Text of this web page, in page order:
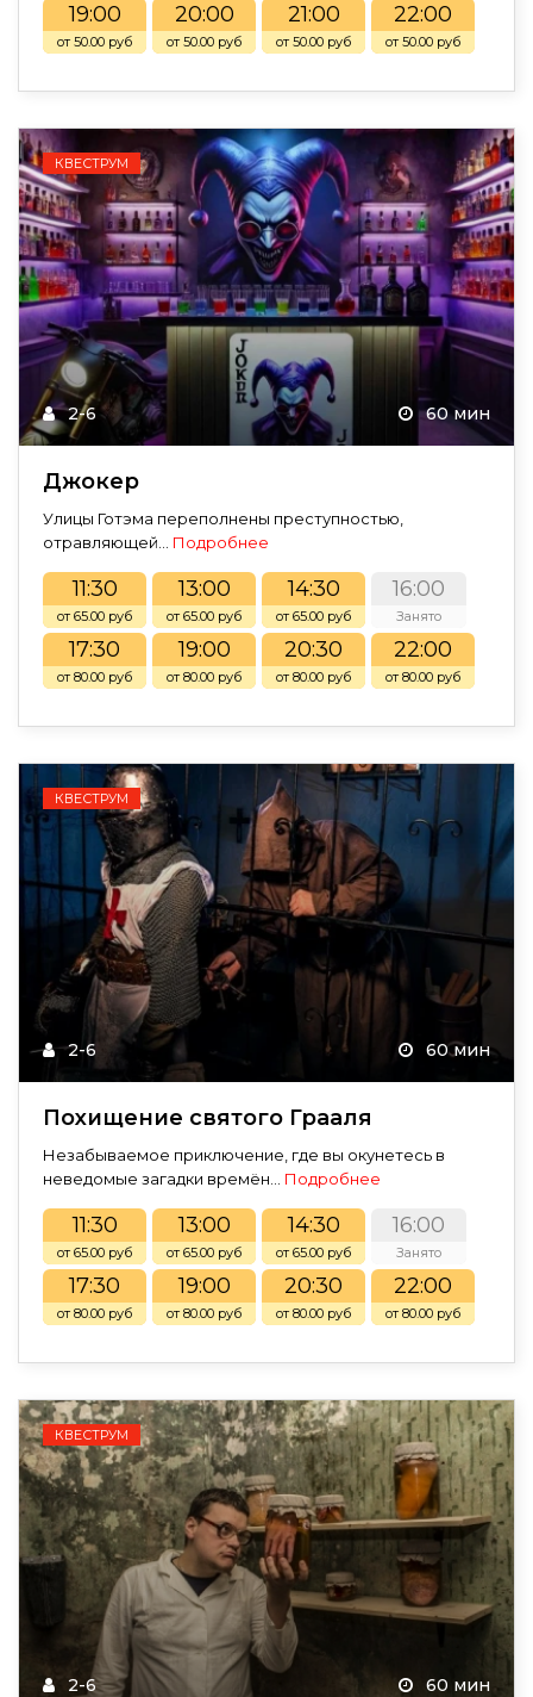
19:00
от 50.00 руб
20:00
от 50.00 руб
21:00
от 50.00 руб
22:00
от 50.00 руб
КВЕСТРУМ
2-6 60 мин
Джокер
Улицы Готэма переполнены преступностью,
отравляющей... Подробнее
11:30
от 65.00 руб
13:00
от 65.00 руб
14:30
от 65.00 руб
16:00
Занято
17:30
от 80.00 руб
19:00
от 80.00 руб
20:30
от 80.00 руб
22:00
от 80.00 руб
КВЕСТРУМ
2-6 60 мин
Похищение святого Грааля
Незабываемое приключение, где вы окунетесь в
неведомые загадки времён... Подробнее
11:30
от 65.00 руб
13:00
от 65.00 руб
14:30
от 65.00 руб
16:00
Занято
17:30
от 80.00 руб
19:00
от 80.00 руб
20:30
от 80.00 руб
22:00
от 80.00 руб
КВЕСТРУМ
2-6 60 мин